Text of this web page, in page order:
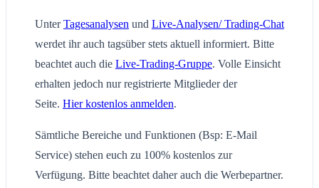
UnterTagesanalysen und Live-Analysen/ Trading-Chat
werdet ihr auch tagsüber stets aktuell informiert. Bitte
beachtet auch die Live-Trading-Gruppe. Volle Einsicht
erhalten jedoch nur registrierte Mitglieder der
Seite. Hier kostenlos anmelden.
Sämtliche Bereiche und Funktionen (Bsp: E-Mail
Service) stehen euch zu 100% kostenlos zur
Verfügung. Bitte beachtet daher auch die Werbepartner.